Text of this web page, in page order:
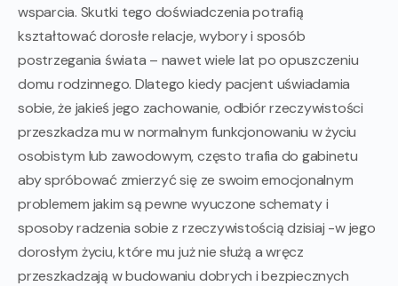
wsparcia. Skutki tego doświadczenia potrafią
kształtować dorosłe relacje, wybory i sposób
postrzegania świata – nawet wiele lat po opuszczeniu
domu rodzinnego. Dlatego kiedy pacjent uświadamia
sobie, że jakieś jego zachowanie, odbiór rzeczywistości
przeszkadza mu w normalnym funkcjonowaniu w życiu
osobistym lub zawodowym, często trafia do gabinetu
aby spróbować zmierzyć się ze swoim emocjonalnym
problemem jakim są pewne wyuczone schematy i
sposoby radzenia sobie z rzeczywistością dzisiaj -w jego
dorosłym życiu, które mu już nie służą a wręcz
przeszkadzają w budowaniu dobrych i bezpiecznych